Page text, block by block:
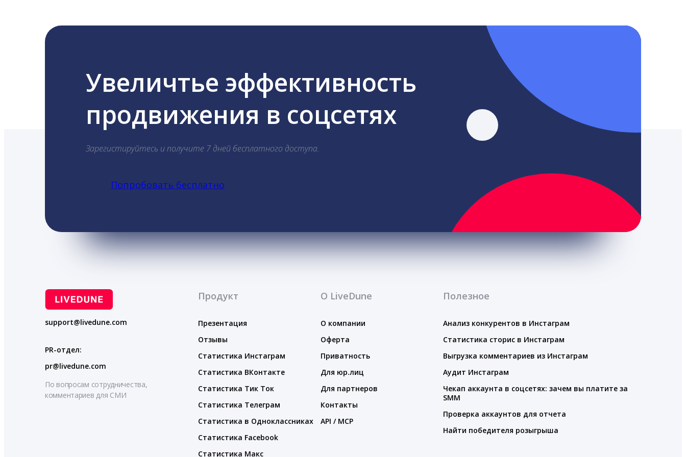
Увеличтье эффективность
продвижения в соцсетях
Зарегистируйтесь и получите 7 дней бесплатного доступа.
Попробовать бесплатно
support@livedune.com
PR-отдел:
pr@livedune.com
По вопросам сотрудничества,
комментариев для СМИ
Продукт
Презентация
Отзывы
Статистика Инстаграм
Статистика ВКонтакте
Статистика Тик Ток
Статистика Телеграм
Статистика в Одноклассниках
Статистика Facebook
Статистика Макс
О LiveDune
О компании
Оферта
Приватность
Для юр.лиц
Для партнеров
Контакты
API / MCP
Полезное
Анализ конкурентов в Инстаграм
Статистика сторис в Инстаграм
Выгрузка комментариев из Инстаграм
Аудит Инстаграм
Чекап аккаунта в соцсетях: зачем вы платите за
SMM
Проверка аккаунтов для отчета
Найти победителя розыгрыша